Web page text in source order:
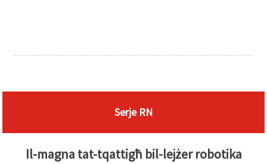
Serje RN
Il-magna tat-tqattigħ bil-lejżer robotika